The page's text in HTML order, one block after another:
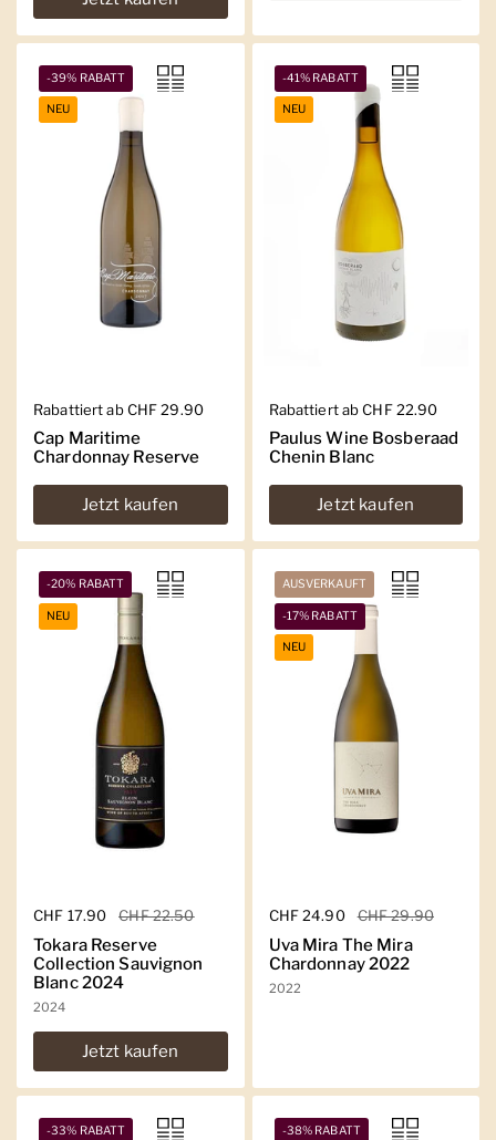
Regulärer Preis
Rabattiert ab CHF 29.90
Cap Maritime
Chardonnay Reserve
Jetzt kaufen
-39% RABATT
NEU
Regulärer Preis
Rabattiert ab CHF 22.90
Paulus Wine Bosberaad
Chenin Blanc
Jetzt kaufen
-41% RABATT
NEU
Regulärer Preis
CHF 17.90 Sale-Preis
CHF 22.50
Tokara Reserve
Collection Sauvignon
Blanc 2024
2024
Jetzt kaufen
-20% RABATT
NEU
Regulärer Preis
CHF 24.90 Sale-Preis
CHF 29.90
Uva Mira The Mira
Chardonnay 2022
2022
AUSVERKAUFT
-17% RABATT
NEU
-33% RABATT -38% RABATT